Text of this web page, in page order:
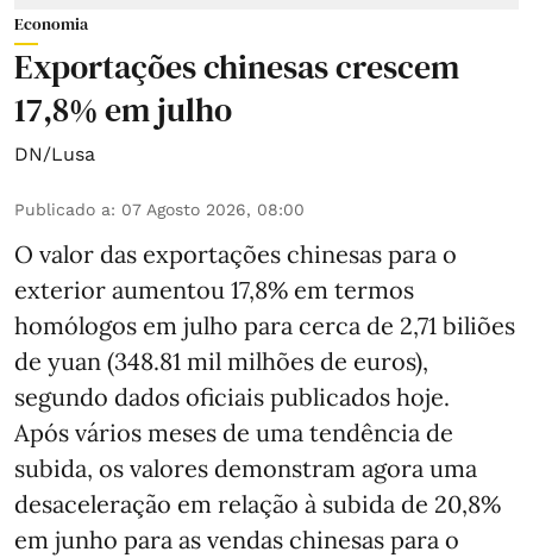
Economia
Exportações chinesas crescem
17,8% em julho
DN/Lusa
Publicado a: 07 Agosto 2026, 08:00
O valor das exportações chinesas para o
exterior aumentou 17,8% em termos
homólogos em julho para cerca de 2,71 biliões
de yuan (348.81 mil milhões de euros),
segundo dados oficiais publicados hoje.
Após vários meses de uma tendência de
subida, os valores demonstram agora uma
desaceleração em relação à subida de 20,8%
em junho para as vendas chinesas para o